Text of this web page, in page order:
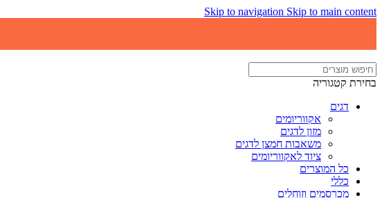
Skip to navigation Skip to main content
בחירת קטגוריה
דגים
אקווריומים
מזון לדגים
משאבות חמצן לדגים
ציוד לאקווריומים
כל המוצרים
כללי
מכרסמים וזוחלים